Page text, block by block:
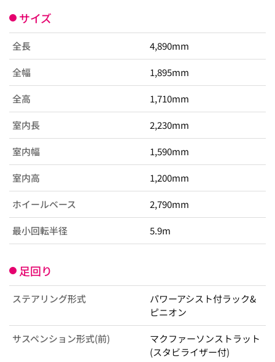
サイズ
全長 4,890mm
全幅 1,895mm
全高 1,710mm
室内長 2,230mm
室内幅 1,590mm
室内高 1,200mm
ホイールベース 2,790mm
最小回転半径 5.9m
足回り
ステアリング形式
パワーアシスト付ラック&
ピニオン
サスペンション形式(前)
マクファーソンストラット
(スタビライザー付)